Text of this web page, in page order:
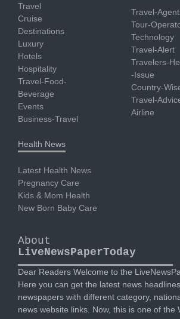
Travel
Cruise
Destinations
Luxury
Hotels
Hospitality
Travel-Food-
Beverage
Events
Business-Travel
Travel-
Tour-
Technology
Travel-Alert
Travelers-
-Issue
Country-
Travel-
Airline
Health News
Latest Health News
Pregnancy Care
Kids & Mom Health
New Born Baby Care
About
LiveNewsPaperToday
Dear Readers Welcome to the
Here you can get the latest news
newspapers with different category,
news website links. Now, this is one of the